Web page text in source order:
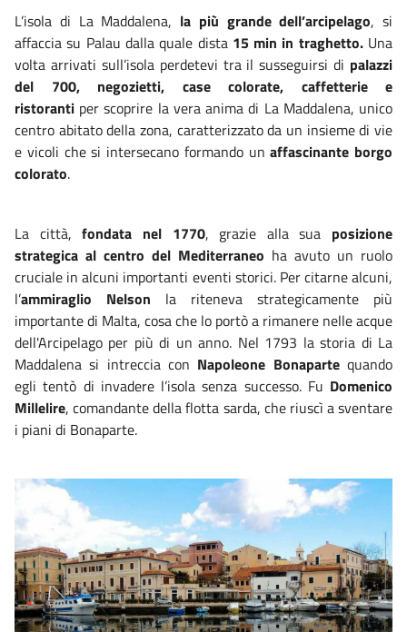
L’isola di La Maddalena, la più grande dell’arcipelago, si
affaccia su Palau dalla quale dista15 min in traghetto. Una
volta arrivati sull’isola perdetevi tra il susseguirsi di palazzi
del 700, negozietti, case colorate, caffetterie e
ristoranti per scoprire la vera anima di La Maddalena, unico
centro abitato della zona, caratterizzato da un insieme di vie
e vicoli che si intersecano formando unaffascinante borgo
colorato.
La città, fondata nel 1770, grazie alla sua posizione
strategica al centro del Mediterraneo ha avuto un ruolo
cruciale in alcuni importanti eventi storici. Per citarne alcuni,
l’ammiraglio Nelson la riteneva strategicamente più
importante di Malta, cosa che lo portò a rimanere nelle acque
dell'Arcipelago per più di un anno. Nel 1793 la storia di La
Maddalena si intreccia con Napoleone Bonapartequando
egli tentò di invadere l’isola senza successo. Fu Domenico
Millelire, comandante della flotta sarda, che riuscì a sventare
i piani di Bonaparte.